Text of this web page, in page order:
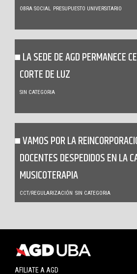
OBRA SOCIAL PRESUPUESTO UNIVERSITARIO
LA SEDE DE AGD PERMANECE
CORTE DE LUZ
SIN CATEGORIA
VAMOS POR LA
DOCENTES DESPEDIDOS EN LA
MUSICOTERAPIA
CCT/REGULARIZACIÓN SIN CATEGORIA
AFILIATE A AGD